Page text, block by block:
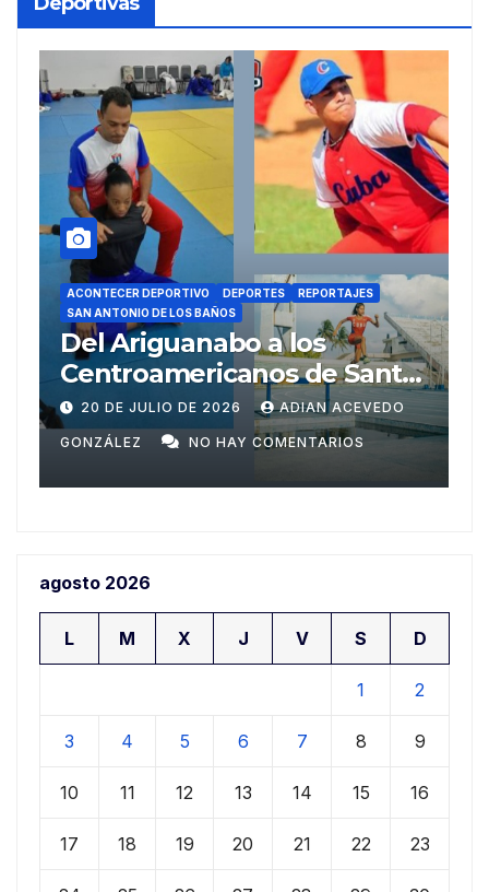
ACONTECER DEPORTIVO DEPORTES
REPORTAJES
SAN ANTONIO DE LOS BAÑOS
Del Ariguanabo a los
Centroamericanos de Santo
Domingo
20 DE JULIO DE 2026 ADIAN ACEVEDO
GONZÁLEZ NO HAY COMENTARIOS
agosto 2026
L M X J V S D
1 2
3 4 5 6 7 8 9
10 11 12 13 14 15 16
17 18 19 20 21 22 23